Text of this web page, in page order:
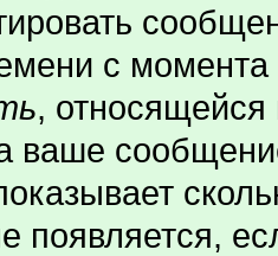
с
,
ваше
появляется,